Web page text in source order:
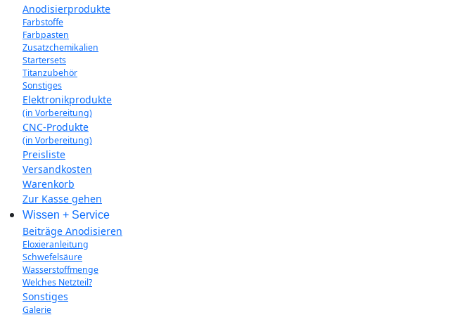
Anodisierprodukte
Farbstoffe
Farbpasten
Zusatzchemikalien
Startersets
Titanzubehör
Sonstiges
Elektronikprodukte
(in Vorbereitung)
CNC-Produkte
(in Vorbereitung)
Preisliste
Versandkosten
Warenkorb
Zur Kasse gehen
Wissen + Service
Beiträge Anodisieren
Eloxieranleitung
Schwefelsäure
Wasserstoffmenge
Welches Netzteil?
Sonstiges
Galerie